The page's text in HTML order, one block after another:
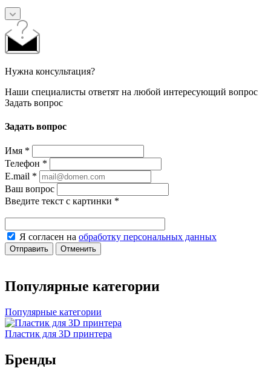
Нужна консультация?
Наши специалисты ответят на любой интересующий вопрос
Задать вопрос
Задать вопрос
Имя *
Телефон *
E.mail *
Ваш вопрос
Введите текст с картинки *
Я согласен на обработку персональных данных
Отправить Отменить
Популярные категории
Популярные категории
Пластик для 3D принтера
Бренды